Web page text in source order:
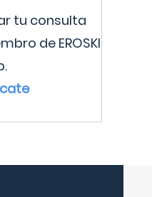
tu consulta
de EROSKI